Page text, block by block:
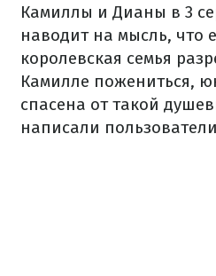
Камиллы и Дианы в 3
наводит на мысль, что
королевская семья
Камилле пожениться,
спасена от такой
написали